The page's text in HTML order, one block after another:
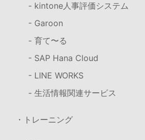
- kintone人事評価システム
- Garoon
- 育て〜る
- SAP Hana Cloud
- LINE WORKS
- 生活情報関連サービス
・トレーニング